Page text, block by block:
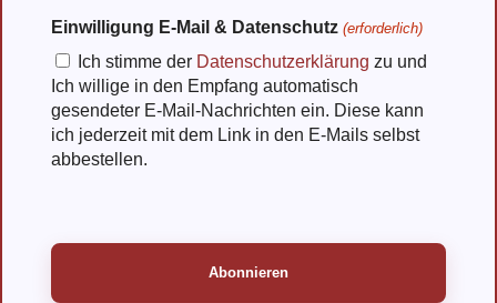
Einwilligung E-Mail & Datenschutz (erforderlich)
Ich stimme der Datenschutzerklärung zu und
Ich willige in den Empfang automatisch
gesendeter E-Mail-Nachrichten ein. Diese kann
ich jederzeit mit dem Link in den E-Mails selbst
abbestellen.